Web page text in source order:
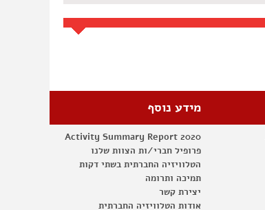
מידע נוסף
Activity Summary Report 2020
פרופיל חברי/ות הצוות שלנו
הטלוויזיה החברתית בשתי דקות
תמיכה ותרומה
יצירת קשר
אודות הטלוויזיה החברתית